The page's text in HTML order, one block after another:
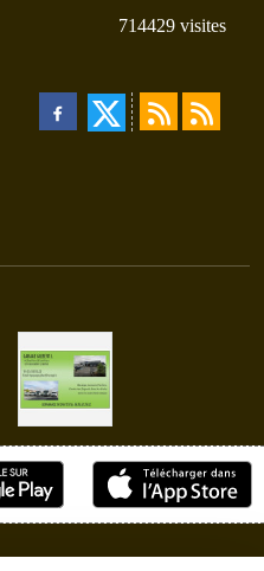
714429 visites